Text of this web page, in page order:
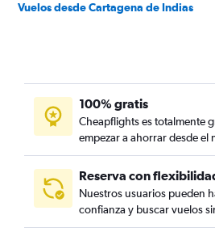
Vuelos desde Cartagena de Indias
100% gratis
Cheapflights es totalmente
empezar a ahorrar desde el
Reserva con
Nuestros usuarios pueden
confianza y buscar vuelos